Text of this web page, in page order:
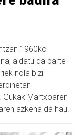
1960ko
aldatu da parte
nola bizi
Martxoaren
azkena da hau.